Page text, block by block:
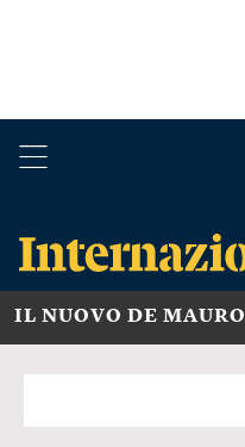
IL NUOVO DE MAURO